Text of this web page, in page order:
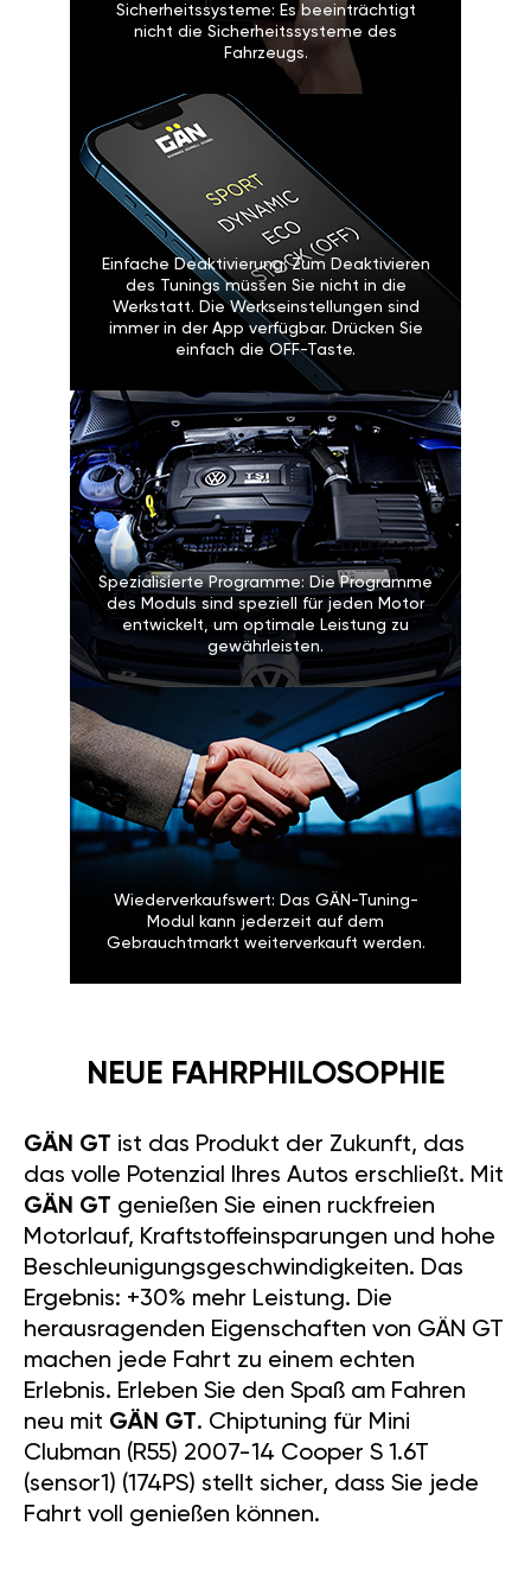
Sicherheitssysteme: Es beeinträchtigt
nicht die Sicherheitssysteme des
Fahrzeugs.
Einfache Deaktivierung: Zum Deaktivieren
des Tunings müssen Sie nicht in die
Werkstatt. Die Werkseinstellungen sind
immer in der App verfügbar. Drücken Sie
einfach die OFF-Taste.
Spezialisierte Programme: Die Programme
des Moduls sind speziell für jeden Motor
entwickelt, um optimale Leistung zu
gewährleisten.
Wiederverkaufswert: Das GÄN-Tuning-
Modul kann jederzeit auf dem
Gebrauchtmarkt weiterverkauft werden.
NEUE FAHRPHILOSOPHIE
GÄN GT ist das Produkt der Zukunft, das
das volle Potenzial Ihres Autos erschließt. Mit
GÄN GT genießen Sie einen ruckfreien
Motorlauf, Kraftstoffeinsparungen und hohe
Beschleunigungsgeschwindigkeiten. Das
Ergebnis: +30% mehr Leistung. Die
herausragenden Eigenschaften von GÄN GT
machen jede Fahrt zu einem echten
Erlebnis. Erleben Sie den Spaß am Fahren
neu mit GÄN GT. Chiptuning für Mini
Clubman (R55) 2007-14 Cooper S 1.6T
(sensor1) (174PS) stellt sicher, dass Sie jede
Fahrt voll genießen können.